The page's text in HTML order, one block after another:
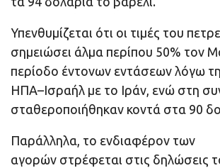
Υπενθυμίζεται ότι οι τιμές του
σημειώσει άλμα περίπου 50% τον
περίοδο έντονων εντάσεων λόγω
ΗΠΑ–Ισραήλ με το Ιράν, ενώ στη
σταθεροποιήθηκαν κοντά στα 90
Παράλληλα, το ενδιαφέρον των
αγορών στρέφεται στις δηλώσεις